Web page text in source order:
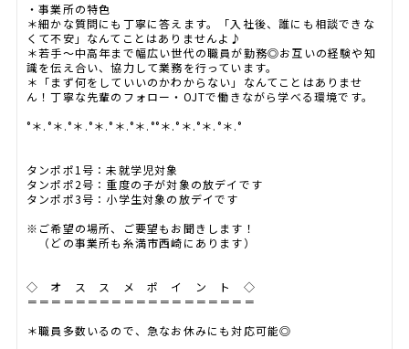
・事業所の特色
＊細かな質問にも丁寧に答えます。「入社後、誰にも相談できな
くて不安」なんてことはありませんよ♪
＊若手～中高年まで幅広い世代の職員が勤務◎お互いの経験や知
識を伝え合い、協力して業務を行っています。
＊「まず何をしていいのかわからない」なんてことはありませ
ん！丁寧な先輩のフォロー・OJTで働きながら学べる環境です。
°＊.°＊.°＊.°＊.°＊.°＊.°°＊.°＊.°＊.°＊.°
タンポポ1号：未就学児対象
タンポポ2号：重度の子が対象の放デイです
タンポポ3号：小学生対象の放デイです
※ご希望の場所、ご要望もお聞きします！
（どの事業所も糸満市西崎にあります）
◇ オ ス ス メ ポ イ ン ト ◇
＝＝＝＝＝＝＝＝＝＝＝＝＝＝＝＝＝＝＝
＊職員多数いるので、急なお休みにも対応可能◎